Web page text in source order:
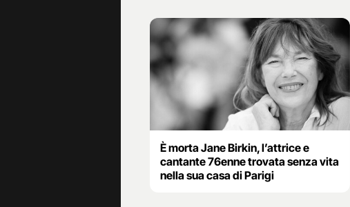
È morta Jane Birkin, l’attrice e
cantante 76enne trovata senza vita
nella sua casa di Parigi